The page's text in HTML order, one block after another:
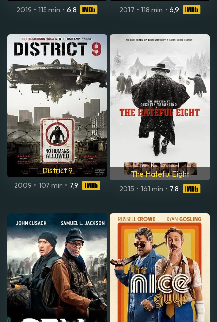
2019 • 115 min • 6,8 2017 • 118 min • 6,9
District 9
2009 • 107 min • 7,9
The Hateful Eight
2015 • 161 min • 7,8